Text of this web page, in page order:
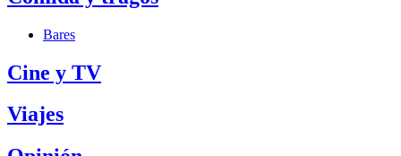
Bares
Cine y TV
Viajes